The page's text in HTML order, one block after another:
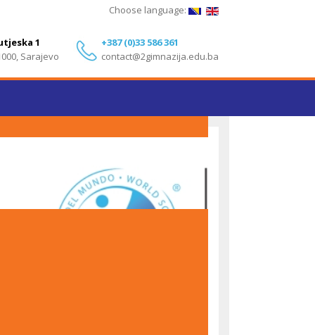
+387 (0)33 586 361
contact@2gimnazija.edu.ba
1
Sarajevo
Choose language: